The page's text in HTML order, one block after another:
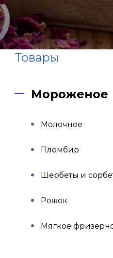
Товары
Мороженое
Молочное
Пломбир
Шербеты и
Рожок
Мягкое